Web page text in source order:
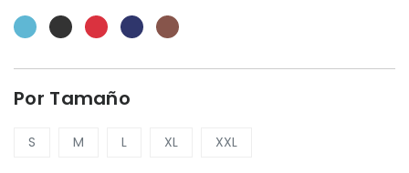
Por Tamaño
S M L XL XXL